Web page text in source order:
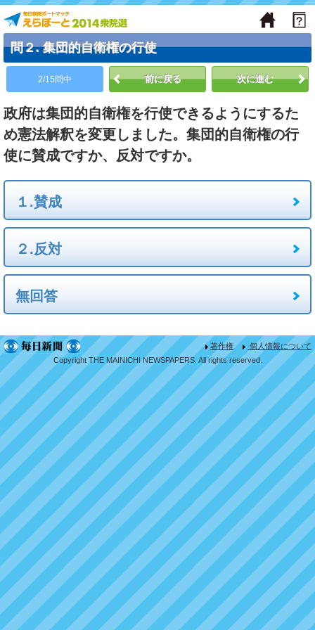
問２. 集団的自衛権の行使
次に進む
前に戻る
2/15問中
政府は集団的自衛権を行使できるようにするた
め憲法解釈を変更しました。集団的自衛権の行
使に賛成ですか、反対ですか。
１.賛成
２.反対
無回答
著作権
個人情報について
Copyright THE MAINICHI NEWSPAPERS. All rights reserved.